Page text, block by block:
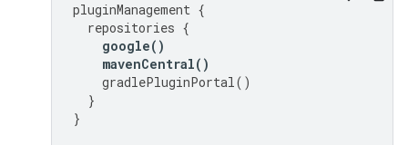
pluginManagement {
repositories {
google()
mavenCentral()
gradlePluginPortal()
}
}